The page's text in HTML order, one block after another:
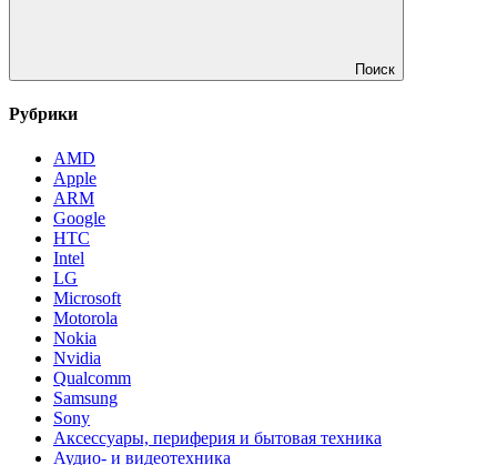
Поиск
Рубрики
AMD
Apple
ARM
Google
HTC
Intel
LG
Microsoft
Motorola
Nokia
Nvidia
Qualcomm
Samsung
Sony
Аксессуары, периферия и бытовая техника
Аудио- и видеотехника